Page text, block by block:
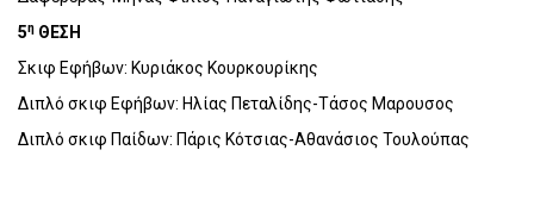
5η ΘΕΣΗ
Σκιφ Εφήβων: Κυριάκος Κουρκουρίκης
Διπλό σκιφ Εφήβων: Ηλίας Πεταλίδης-Τάσος Μαρουσος
Διπλό σκιφ Παίδων: Πάρις Κότσιας-Αθανάσιος Τουλούπας